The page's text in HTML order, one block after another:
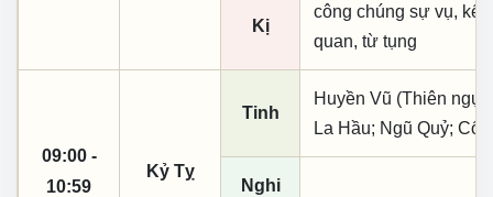
Kị
công chúng sự vụ, kết
quan, từ tụng
09:00 -
10:59
Kỷ Tỵ
Tinh
Huyền Vũ (Thiên
La Hầu; Ngũ Quỷ; Cổ
Nghi